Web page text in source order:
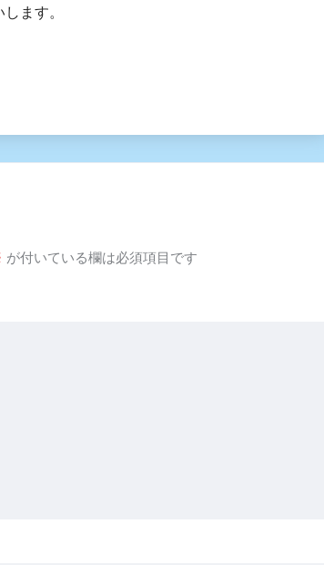
ます。
が付いている欄は必須項目です